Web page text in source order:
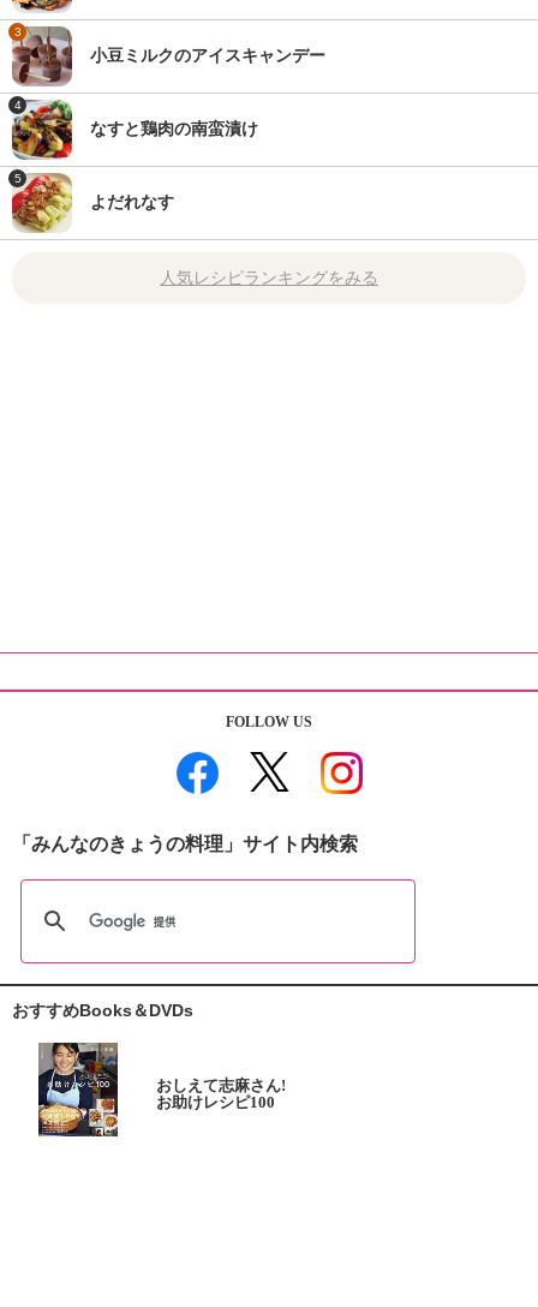
3
小豆ミルクのアイスキャンデー
4
なすと鶏肉の南蛮漬け
5
よだれなす
人気レシピランキングをみる
FOLLOW US
「みんなのきょうの料理」サイト内検索
おすすめBooks＆DVDs
おしえて志麻さん!
お助けレシピ100